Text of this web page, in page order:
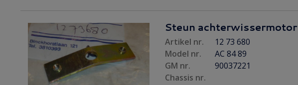
Steun achterwissermotor
Artikel nr.
12 73 680
Model nr.
AC 84 89
GM nr.
90037221
Chassis nr.